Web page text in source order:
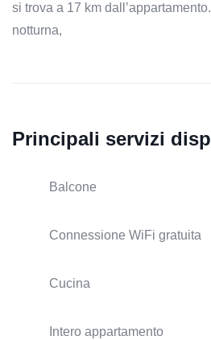
si trova a 17 km
notturna,
Principali servizi
Balcone
Connessione WiFi gratuita
Cucina
Intero appartamento